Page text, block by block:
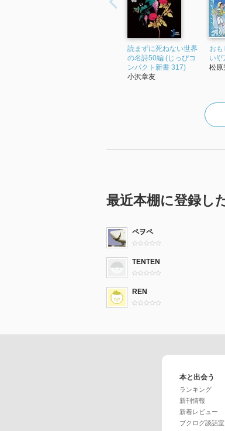
読まずに死ねない世界
の名詩50編 (じっぴコ
ンパクト新書 317)
小沢章友
おも
い!(
松原
最近本棚に登録し
ペヲペ
TENTEN
REN
本と出会う
ランキング
新刊情報
新着レビュー
ブクログ談話室